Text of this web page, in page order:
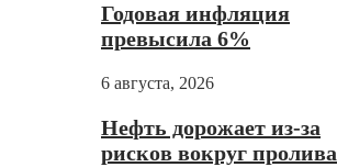
Годовая инфляция
превысила 6%
6 августа, 2026
Нефть дорожает из-за
рисков вокруг пролива